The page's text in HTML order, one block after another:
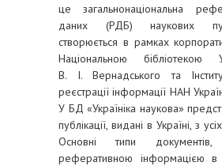
це загальнонаціональна
даних (РДБ) наукових
створюється в рамках
Національною бібліотекою
В. І. Вернадського та
реєстрації інформації НАН
У БД «Україніка наукова»
публікації, видані в Україні, з
Основні типи документів,
реферативною інформацією